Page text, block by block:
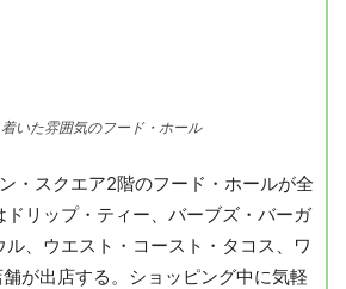
いた雰囲気のフード・ホール
・スクエア2階のフード・ホールが全
ドリップ・ティー、バーブズ・バーガ
、ウエスト・コースト・タコス、ワ
が出店する。ショッピング中に気軽